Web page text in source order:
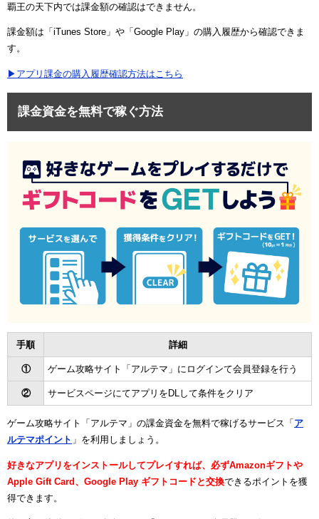
覇王の天下内では課金額の確認はできません。
課金額は「iTunes Store」や「Google Play」の購入履歴から確認できま
す。
▶アプリ課金の購入履歴確認方法はこちら
課金資金を無料で稼ぐ方法
手順 詳細
① ゲーム攻略サイト「アルテマ」にログインて会員登録を行う
② サービスページにてアプリをDLして条件をクリア
ゲーム攻略サイト「アルテマ」の課金資金を無料で稼げるサービス「 ア
ルテマポイント 」を利用しましょう。
好きなアプリをインストールしてプレイすれば、必ずAmazonギフトや
Apple Gift Card、Google Play ギフトコードと交換できるポイントを獲
得できます。